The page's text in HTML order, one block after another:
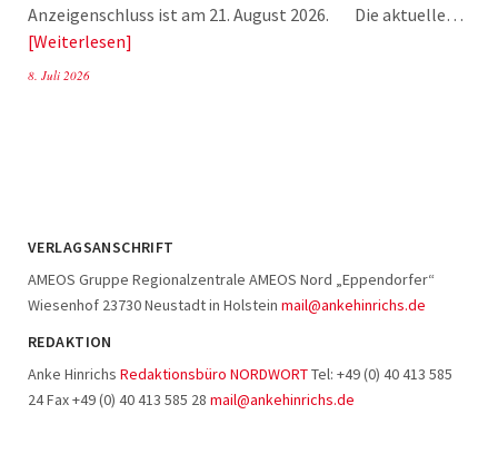
Anzeigenschluss ist am 21. August 2026. Die aktuelle…
Weiterlesen
8. Juli 2026
VERLAGSANSCHRIFT
AMEOS Gruppe Regionalzentrale AMEOS Nord „Eppendorfer“
Wiesenhof 23730 Neustadt in Holstein mail@ankehinrichs.de
REDAKTION
Anke Hinrichs Redaktionsbüro NORDWORTTel: +49 (0) 40 413 585
24 Fax +49 (0) 40 413 585 28 mail@ankehinrichs.de